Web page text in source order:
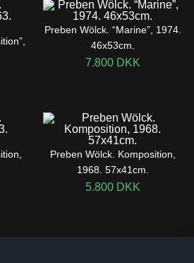
Preben Wölck. “Marine”, 1974.
46x53cm.
7.800 DKK
Preben Wölck. Komposition,
1968. 57x41cm.
5.800 DKK